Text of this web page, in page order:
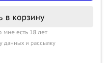
в корзину
есть 18 лет
данных и рассылку